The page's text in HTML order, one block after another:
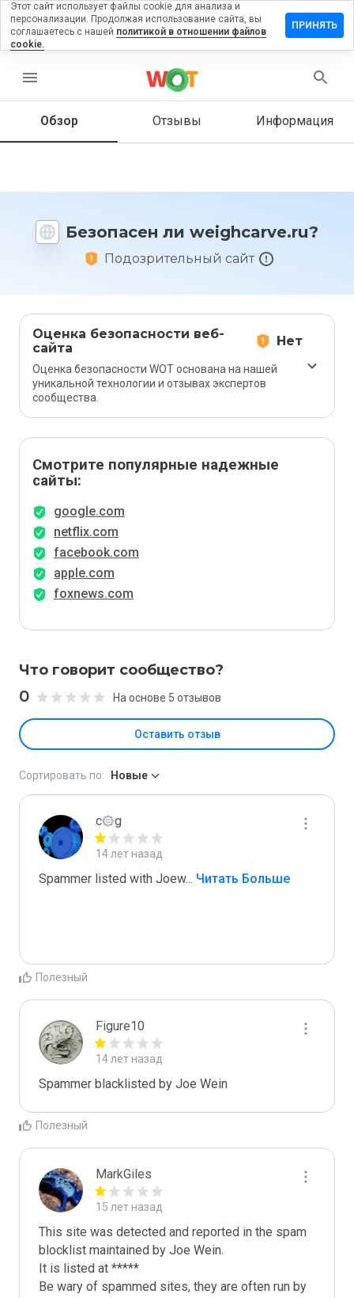
menu
Обзор Отзывы Информация
Безопасен ли weighcarve.ru?
Подозрительный сайт
Оценка безопасности веб-
сайта
Нет
Оценка безопасности WOT основана на нашей
уникальной технологии и отзывах экспертов
сообщества.
Смотрите популярные надежные
сайты:
google.com
netflix.com
facebook.com
apple.com
foxnews.com
Что говорит сообщество?
0 На основе 5 отзывов
Оставить отзыв
на
Как бы
этот
1 до 5?
Сортировать по: Новые
c۞g
14 лет назад
Spammer listed with Joew... Читать Больше
Полезный
Figure10
14 лет назад
Spammer blacklisted by Joe Wein
Полезный
MarkGiles
15 лет назад
This site was detected and reported in the spam
blocklist maintained by Joe Wein.
It is listed at *****
Be wary of spammed sites, they are often run by
Этот сайт использует файлы cookie для анализа и
персонализации. Продолжая использование сайта, вы
соглашаетесь с нашей политикой в отношении файлов
cookie.
ПРИНЯТЬ